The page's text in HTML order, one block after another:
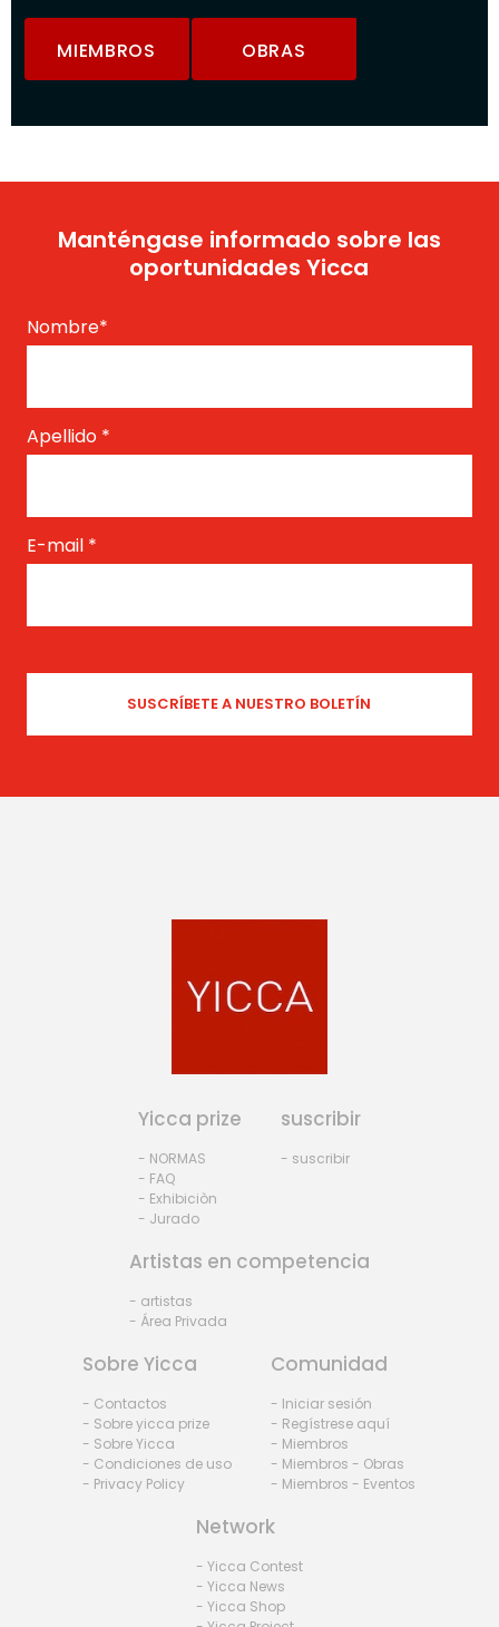
MIEMBROS OBRAS
Manténgase informado sobre las
oportunidades Yicca
Nombre*
Apellido *
E-mail *
Yicca prize
- NORMAS
- FAQ
- Exhibiciòn
- Jurado
suscribir
- suscribir
Artistas en competencia
- artistas
- Área Privada
Sobre Yicca
- Contactos
- Sobre yicca prize
- Sobre Yicca
- Condiciones de uso
- Privacy Policy
Comunidad
- Iniciar sesión
- Regístrese aquí
- Miembros
- Miembros - Obras
- Miembros - Eventos
Network
- Yicca Contest
- Yicca News
- Yicca Shop